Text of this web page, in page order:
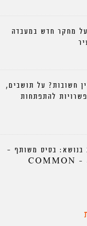
כתבה ב-YNET על מחקר חדש במעבדה
חשובות? על תושבים,
להתפתחות
בנושא: בסיס משותף –
أساس مشترك – COMMON